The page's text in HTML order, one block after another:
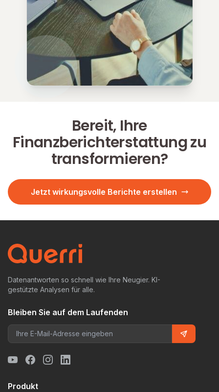
Bereit, Ihre
Finanzberichterstattung zu
transformieren?
Jetzt wirkungsvolle Berichte erstellen
Datenantworten so schnell wie Ihre Neugier. KI-
gestützte Analysen für alle.
Bleiben Sie auf dem Laufenden
Produkt